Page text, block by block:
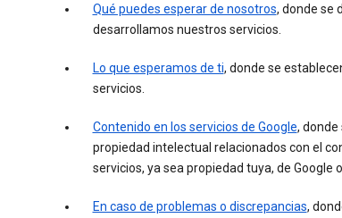
Qué puedes esperar de nosotros, donde se
desarrollamos nuestros servicios.
Lo que esperamos de ti, donde se
servicios.
Contenido en los servicios de Google, donde
propiedad intelectual relacionados con el
servicios, ya sea propiedad tuya, de Google
En caso de problemas o discrepancias,